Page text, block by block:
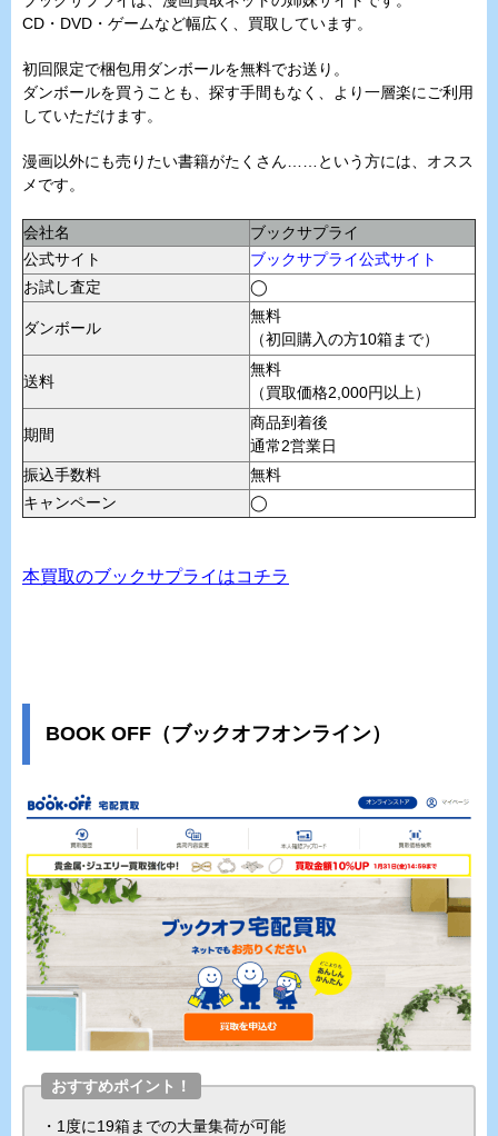
CD・DVD・ゲームなど幅広く、買取しています。
初回限定で梱包用ダンボールを無料でお送り。
ダンボールを買うことも、探す手間もなく、より一層楽にご利用
していただけます。
漫画以外にも売りたい書籍がたくさん……という方には、オスス
メです。
会社名
ブックサプライ
公式サイト
ブックサプライ公式サイト
お試し査定
◯
ダンボール
無料
（初回購入の方10箱まで）
送料
無料
（買取価格2,000円以上）
期間
商品到着後
通常2営業日
振込手数料
無料
キャンペーン
◯
本買取のブックサプライはコチラ
BOOK OFF（ブックオフオンライン）
おすすめポイント！
・1度に19箱までの大量集荷が可能